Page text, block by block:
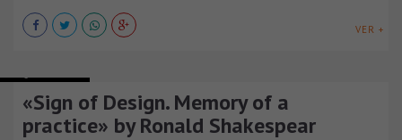
VER +
«Sign of Design. Memory of a
practice» by Ronald Shakespear